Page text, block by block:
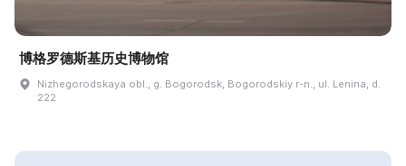
博格罗德斯基历史博物馆
Nizhegorodskaya obl., g. Bogorodsk, Bogorodskiy r-n., ul. Lenina, d.
222